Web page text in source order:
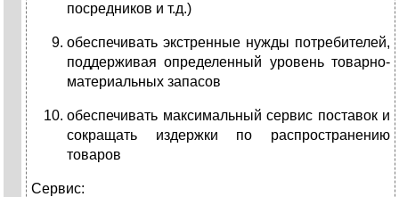
посредников и т.д.)
обеспечивать экстренные нужды потребителей,
поддерживая определенный уровень товарно-
материальных запасов
обеспечивать максимальный сервис поставок и
сокращать издержки по распространению
товаров
Сервис: